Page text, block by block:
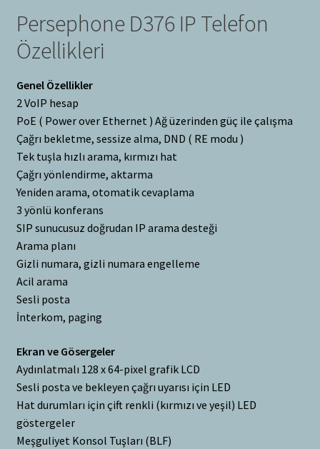
Persephone D376 IP Telefon
Özellikleri
Genel Özellikler
2 VoIP hesap
PoE ( Power over Ethernet ) Ağ üzerinden güç ile çalışma
Çağrı bekletme, sessize alma, DND ( RE modu )
Tek tuşla hızlı arama, kırmızı hat
Çağrı yönlendirme, aktarma
Yeniden arama, otomatik cevaplama
3 yönlü konferans
SIP sunucusuz doğrudan IP arama desteği
Arama planı
Gizli numara, gizli numara engelleme
Acil arama
Sesli posta
İnterkom, paging
Ekran ve Gösergeler
Aydınlatmalı 128 x 64-pixel grafik LCD
Sesli posta ve bekleyen çağrı uyarısı için LED
Hat durumları için çift renkli (kırmızı ve yeşil) LED
göstergeler
Meşguliyet Konsol Tuşları (BLF)